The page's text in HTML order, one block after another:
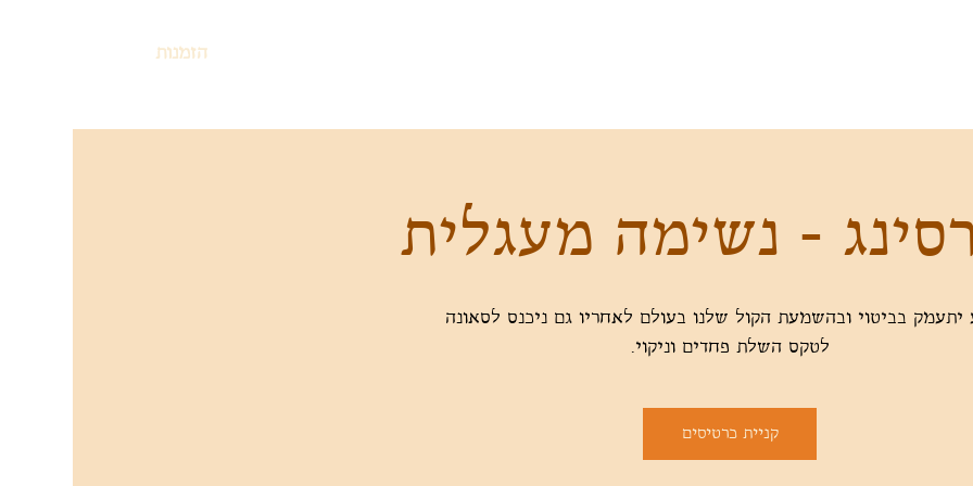
הזמנות
- נשימה מעגלית
בביטוי ובהשמעת הקול שלנו בעולם לאחריו גם ניכנס לסאונה
לטקס השלת פחדים וניקוי.
קניית כרטיסים